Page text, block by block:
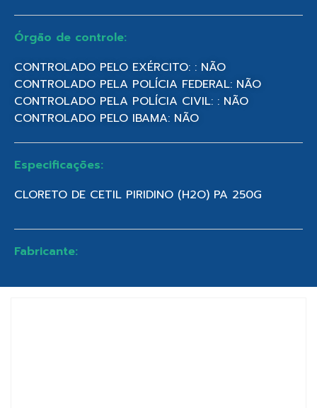
Órgão de controle:
CONTROLADO PELO EXÉRCITO: : NÃO
CONTROLADO PELA POLÍCIA FEDERAL: NÃO
CONTROLADO PELA POLÍCIA CIVIL: : NÃO
CONTROLADO PELO IBAMA: NÃO
Especificações:
CLORETO DE CETIL PIRIDINO (H2O) PA 250G
Fabricante: